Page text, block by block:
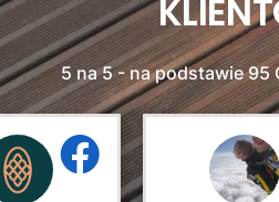
5 na 5 - na podstawie 95